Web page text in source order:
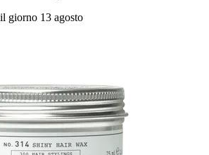
giorno 13 agosto